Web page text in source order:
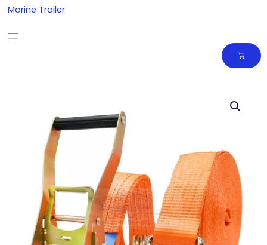
Skip
to
content
Marine Trailer